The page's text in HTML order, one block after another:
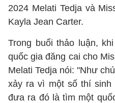
2024 Melati Tedja và
Kayla Jean Carter.
Trong buổi thảo luận,
quốc gia đăng cai cho
Melati Tedja nói: "Như
xảy ra vì một số thí sinh
đưa ra đó là tìm một